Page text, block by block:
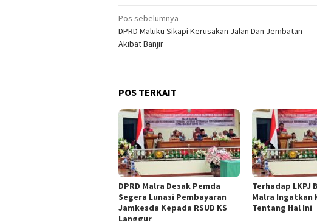
Navigasi
pos
Pos sebelumnya
DPRD Maluku Sikapi Kerusakan Jalan Dan Jembatan
Akibat Banjir
POS TERKAIT
DPRD Malra Desak Pemda
Segera Lunasi Pembayaran
Jamkesda Kepada RSUD KS
Terhadap LKPJ
Malra Ingatkan
Tentang Hal Ini